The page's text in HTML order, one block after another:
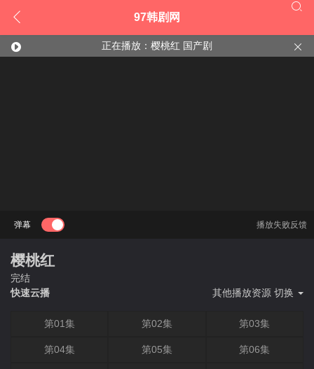
97韩剧网


 正在播放：樱桃红 国产剧 
弹幕 播放失败反馈
樱桃红
完结
其他播放资源 切换
快速云播
第01集 第02集 第03集
第04集 第05集 第06集